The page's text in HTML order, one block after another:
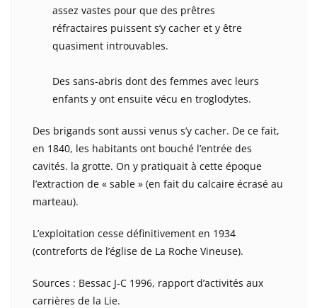
assez vastes pour que des prêtres
réfractaires puissent s’y cacher et y être
quasiment introuvables.
Des sans-abris dont des femmes avec leurs
enfants y ont ensuite vécu en troglodytes.
Des brigands sont aussi venus s’y cacher. De ce fait,
en 1840, les habitants ont bouché l’entrée des
cavités. la grotte. On y pratiquait à cette époque
l’extraction de « sable » (en fait du calcaire écrasé au
marteau).
L’exploitation cesse définitivement en 1934
(contreforts de l’église de La Roche Vineuse).
Sources : Bessac J-C 1996, rapport d’activités aux
carrières de la Lie.